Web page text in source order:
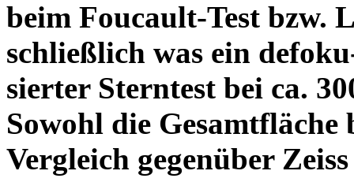
beim Foucault-Test bzw.
schließlich was ein
sierter Sterntest bei ca.
Sowohl die
Vergleich gegenüber Zeiss